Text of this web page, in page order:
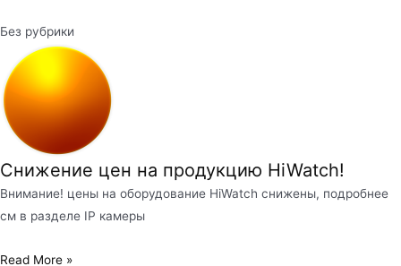
Без рубрики
Снижение цен на продукцию HiWatch!
Внимание! цены на оборудование HiWatch снижены, подробнее
см в разделе IP камеры
Read More »